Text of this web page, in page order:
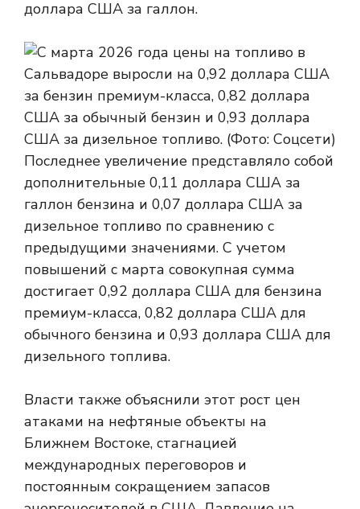
доллара США за галлон.
Последнее увеличение представляло собой
дополнительные 0,11 доллара США за
галлон бензина и 0,07 доллара США за
дизельное топливо по сравнению с
предыдущими значениями. С учетом
повышений с марта совокупная сумма
достигает 0,92 доллара США для бензина
премиум-класса, 0,82 доллара США для
обычного бензина и 0,93 доллара США для
дизельного топлива.
Власти также объяснили этот рост цен
атаками на нефтяные объекты на
Ближнем Востоке, стагнацией
международных переговоров и
постоянным сокращением запасов